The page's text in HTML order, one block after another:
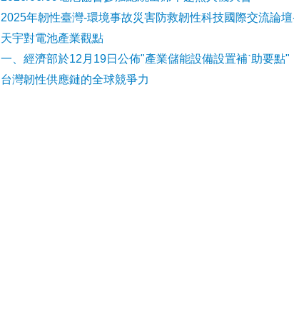
2025年韌性臺灣-環境事故災害防救韌性科技國際交流論
天宇對電池產業觀點
一、經濟部於12月19日公佈"產業儲能設備設置補ˋ助要點
台灣韌性供應鏈的全球競爭力